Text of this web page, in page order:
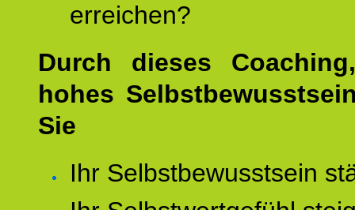
erreichen?
Durch dieses
hohes
Sie
Ihr Selbstbewusstsein